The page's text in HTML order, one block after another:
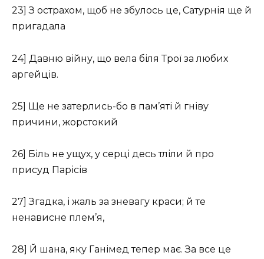
23] З острахом, щоб не збулось це, Сатурнія ще й
пригадала
24] Давню війну, що вела біля Трої за любих
аргейців.
25] Ще не затерлись-бо в пам’яті й гніву
причини, жорстокий
26] Біль не ущух, у серці десь тліли й про
присуд Парісів
27] Згадка, і жаль за зневагу краси; й те
ненависне плем’я,
28] Й шана, яку Ганімед тепер має. За все це